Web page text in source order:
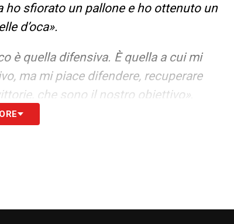
sfiorato un pallone e ho ottenuto un
d’oca».
è quella difensiva. È quella a cui mi
ma mi piace difendere, recuperare
che sono il nostro obiettivo»